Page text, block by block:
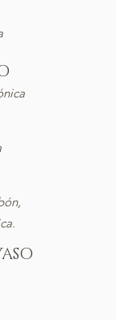
PAYASO